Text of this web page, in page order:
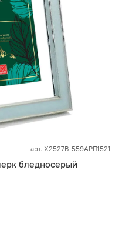
арт. X2527B-559AРП1521
бледносерый